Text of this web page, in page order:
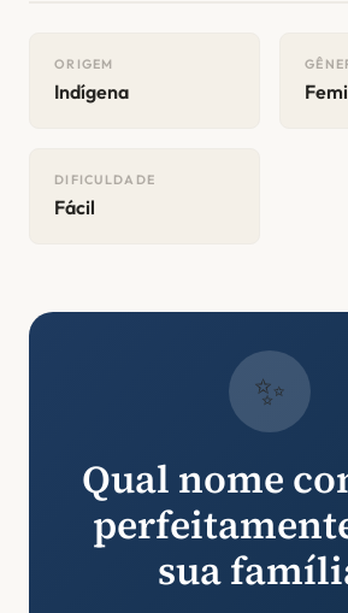
ORIGEM
Indígena
DIFICULDADE
Fácil
✨
Qual nome
sua